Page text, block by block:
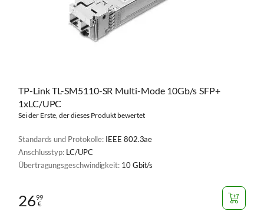
TP-Link TL-SM5110-SR Multi-Mode 10Gb/s SFP+
1xLC/UPC
Sei der Erste, der dieses Produkt bewertet
Standards und Protokolle: IEEE 802.3ae
Anschlusstyp: LC/UPC
Übertragungsgeschwindigkeit: 10 Gbit/s
2699
€